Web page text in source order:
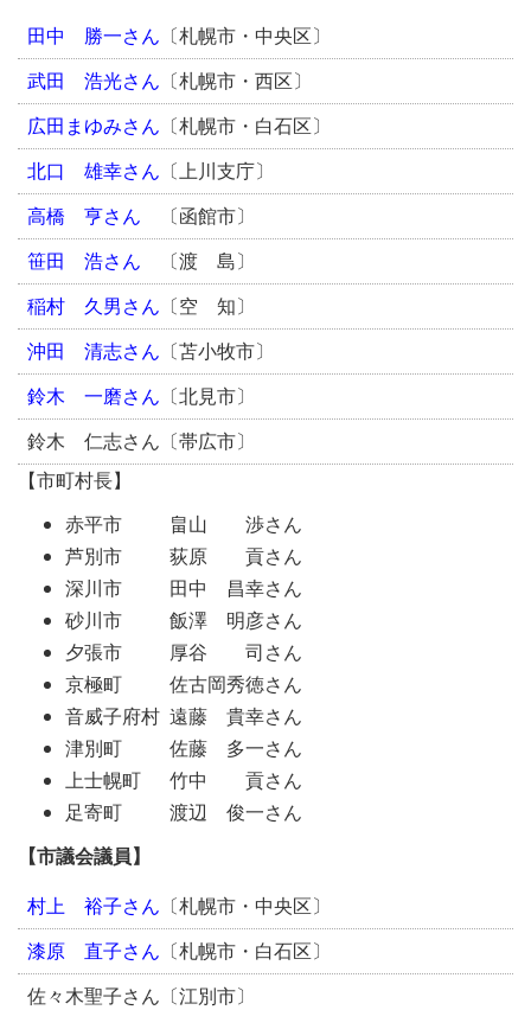
田中 勝一さん 〔札幌市・中央区〕
武田 浩光さん 〔札幌市・西区〕
広田まゆみさん 〔札幌市・白石区〕
北口 雄幸さん 〔上川支庁〕
高橋 亨さん 〔函館市〕
笹田 浩さん 〔渡 島〕
稲村 久男さん 〔空 知〕
沖田 清志さん 〔苫小牧市〕
鈴木 一磨さん 〔北見市〕
鈴木 仁志さん〔帯広市〕
【市町村長】
赤平市 畠山 渉さん
芦別市 荻原 貢さん
深川市 田中 昌幸さん
砂川市 飯澤 明彦さん
夕張市 厚谷 司さん
京極町 佐古岡秀徳さん
音威子府村 遠藤 貴幸さん
津別町 佐藤 多一さん
上士幌町 竹中 貢さん
足寄町 渡辺 俊一さん
【市議会議員】
村上 裕子さん 〔札幌市・中央区〕
漆原 直子さん 〔札幌市・白石区〕
佐々木聖子さん〔江別市〕